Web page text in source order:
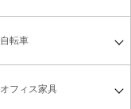
自転車
オフィス家具